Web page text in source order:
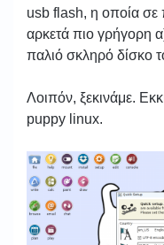
usb flash, η οποία σε
αρκετά πιο γρήγορη
παλιό σκληρό δίσκο
Λοιπόν, ξεκινάμε.
puppy linux.